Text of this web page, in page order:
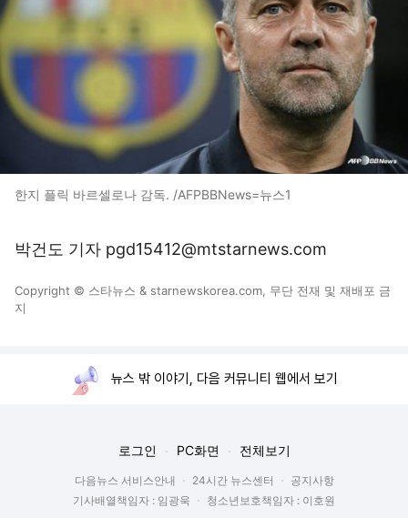
한지 플릭 바르셀로나 감독. /AFPBBNews=뉴스1
박건도 기자 pgd15412@mtstarnews.com
Copyright © 스타뉴스 & starnewskorea.com, 무단 전재 및 재배포 금
지
뉴스 밖 이야기, 다음 커뮤니티 웹에서 보기
로그인 PC화면 전체보기
다음뉴스 서비스안내 24시간 뉴스센터
공지사항
기사배열책임자 : 임광욱
청소년보호책임자 : 이호원